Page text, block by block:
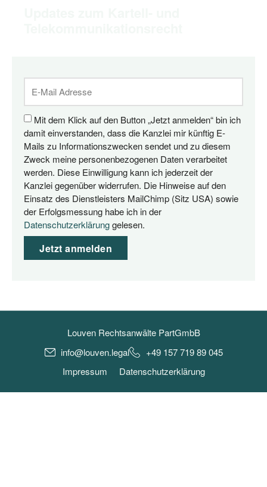
Mit dem Klick auf den Button „Jetzt anmelden“ bin ich
damit einverstanden, dass die Kanzlei mir künftig E-
Mails zu Informationszwecken sendet und zu diesem
Zweck meine personenbezogenen Daten verarbeitet
werden. Diese Einwilligung kann ich jederzeit der
Kanzlei gegenüber widerrufen. Die Hinweise auf den
Einsatz des Dienstleisters MailChimp (Sitz USA) sowie
der Erfolgsmessung habe ich in der
Datenschutzerklärunggelesen.
Jetzt anmelden
Louven Rechtsanwälte PartGmbB
info@louven.legal
+49 157 719 89 045
Impressum
Datenschutzerklärung